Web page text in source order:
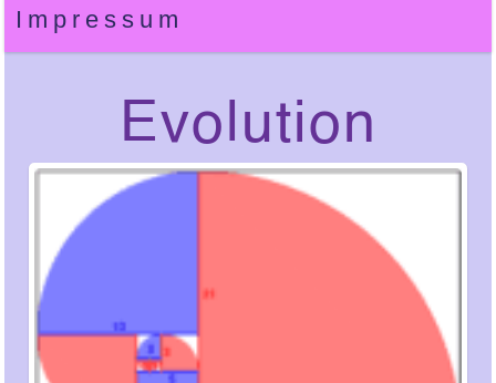
Impressum
Evolution